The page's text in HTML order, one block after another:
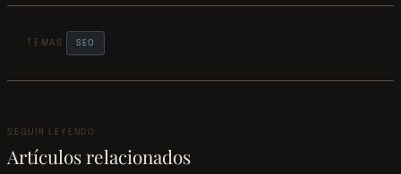
TEMAS SEO
SEGUIR LEYENDO
Artículos relacionados